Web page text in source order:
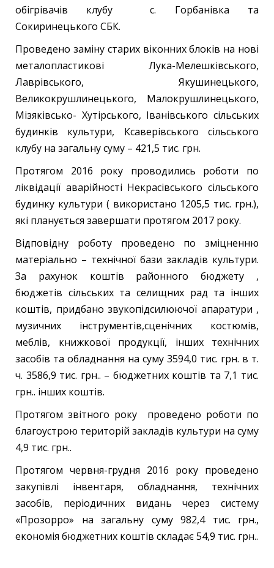
обігрівачів клубу с. Горбанівка та
Сокиринецького СБК.
Проведено заміну старих віконних блоків на нові
металопластикові Лука-Мелешківського,
Лаврівського, Якушинецького,
Великокрушлинецького, Малокрушлинецького,
Мізяківсько- Хутірського, Іванівського сільських
будинків культури, Ксаверівського сільського
клубу на загальну суму – 421,5 тис. грн.
Протягом 2016 року проводились роботи по
ліквідації аварійності Некрасівського сільського
будинку культури ( використано 1205,5 тис. грн.),
які планується завершати протягом 2017 року.
Відповідну роботу проведено по зміцненню
матеріально – технічної бази закладів культури.
За рахунок коштів районного бюджету ,
бюджетів сільських та селищних рад та інших
коштів, придбано звукопідсилюючої апаратури ,
музичних інструментів,сценічних костюмів,
меблів, книжкової продукції, інших технічних
засобів та обладнання на суму 3594,0 тис. грн. в т.
ч. 3586,9 тис. грн.. – бюджетних коштів та 7,1 тис.
грн.. інших коштів.
Протягом звітного року проведено роботи по
благоустрою територій закладів культури на суму
4,9 тис. грн..
Протягом червня-грудня 2016 року проведено
закупівлі інвентаря, обладнання, технічних
засобів, періодичних видань через систему
«Прозорро» на загальну суму 982,4 тис. грн.,
економія бюджетних коштів складає 54,9 тис. грн..